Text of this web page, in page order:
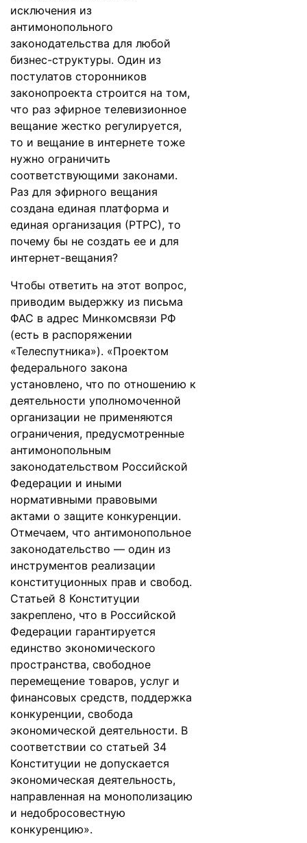
исключения из
антимонопольного
законодательства для любой
бизнес-структуры. Один из
постулатов сторонников
законопроекта строится на том,
что раз эфирное телевизионное
вещание жестко регулируется,
то и вещание в интернете тоже
нужно ограничить
соответствующими законами.
Раз для эфирного вещания
создана единая платформа и
единая организация (РТРС), то
почему бы не создать ее и для
интернет-вещания?
Чтобы ответить на этот вопрос,
приводим выдержку из письма
ФАС в адрес Минкомсвязи РФ
(есть в распоряжении
«Телеспутника»). «Проектом
федерального закона
установлено, что по отношению к
деятельности уполномоченной
организации не применяются
ограничения, предусмотренные
антимонопольным
законодательством Российской
Федерации и иными
нормативными правовыми
актами о защите конкуренции.
Отмечаем, что антимонопольное
законодательство — один из
инструментов реализации
конституционных прав и свобод.
Статьей 8 Конституции
закреплено, что в Российской
Федерации гарантируется
единство экономического
пространства, свободное
перемещение товаров, услуг и
финансовых средств, поддержка
конкуренции, свобода
экономической деятельности. В
cоответствии со статьей 34
Конституции не допускается
экономическая деятельность,
направленная на монополизацию
и недобросовестную
конкуренцию».